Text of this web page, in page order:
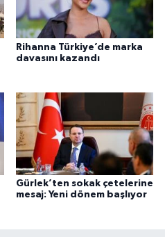
Rihanna Türkiye’de marka
davasını kazandı
Gürlek’ten sokak çetelerine
mesaj: Yeni dönem başlıyor